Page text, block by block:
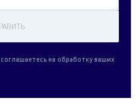
на обработку ваших